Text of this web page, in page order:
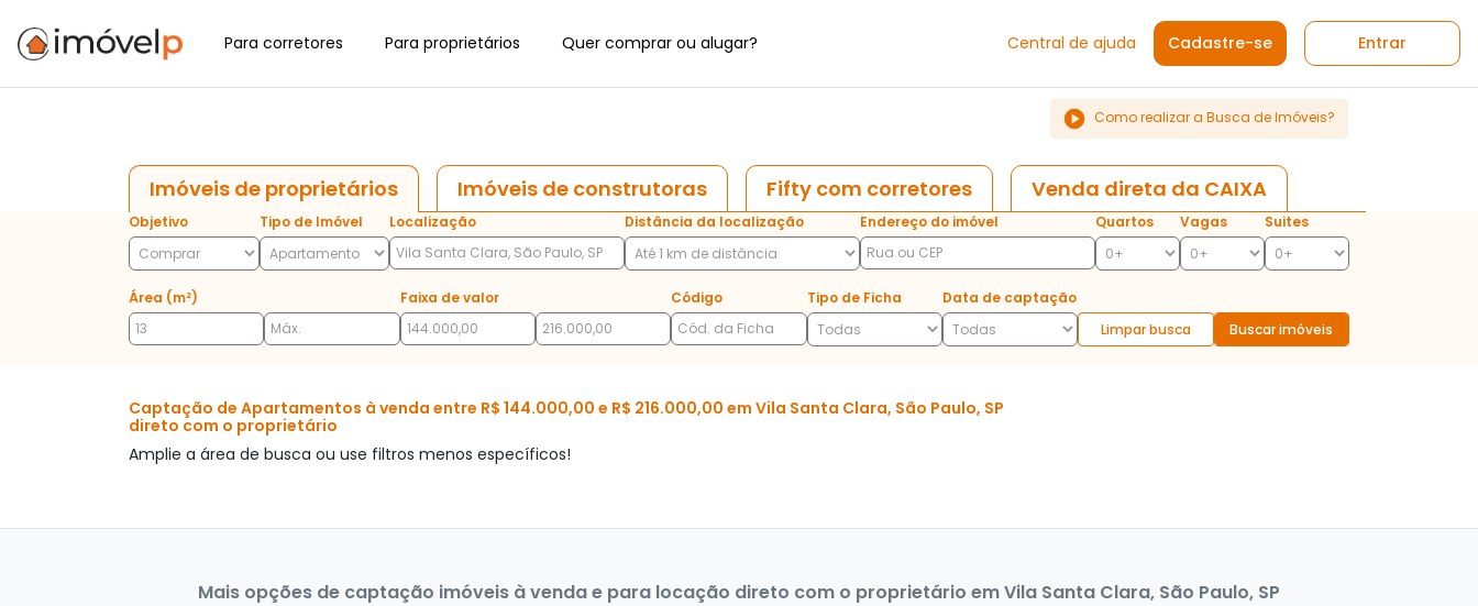
Para corretores Para proprietários Quer comprar ou alugar? Central de ajuda Cadastre-se Entrar
Como realizar a Busca de Imóveis?
Imóveis de proprietários Imóveis de construtoras Fifty com corretores Venda direta da CAIXA
Objetivo Tipo de Imóvel Localização Distância da localização Endereço do imóvel Quartos Vagas Suites
Área (m²) Faixa de valor Código Tipo de Ficha
Data de captação
Limpar busca
Buscar imóveis
Captação de Apartamentos à venda entre R$ 144.000,00 e R$ 216.000,00 em Vila Santa Clara, São Paulo, SP
direto com o proprietário
Amplie a área de busca ou use filtros menos específicos!
Mais opções de captação imóveis à venda e para locação direto com o proprietário em Vila Santa Clara, São Paulo, SP